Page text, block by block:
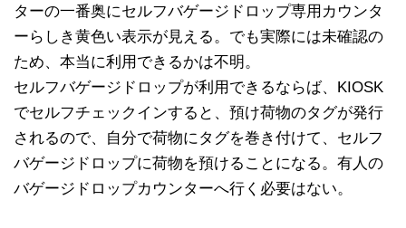
ターの一番奥にセルフバゲージドロップ専用カウンタ
ーらしき黄色い表示が見える。でも実際には未確認の
ため、本当に利用できるかは不明。
セルフバゲージドロップが利用できるならば、KIOSK
でセルフチェックインすると、預け荷物のタグが発行
されるので、自分で荷物にタグを巻き付けて、セルフ
バゲージドロップに荷物を預けることになる。有人の
バゲージドロップカウンターへ行く必要はない。